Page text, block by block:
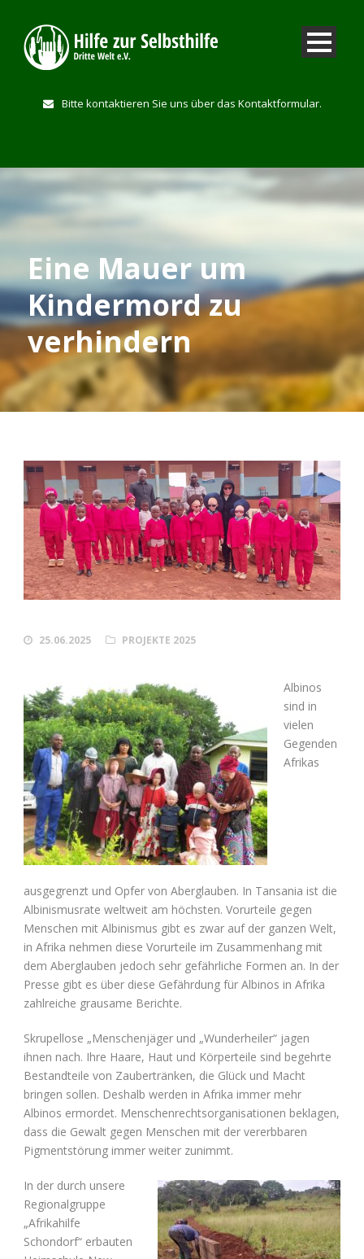
Bitte kontaktieren Sie uns über das Kontaktformular.
Eine Mauer um
Kindermord zu
verhindern
25.06.2025 PROJEKTE 2025
Albinos
sind in
vielen
Gegenden
Afrikas
ausgegrenzt und Opfer von Aberglauben. In Tansania ist die
Albinismusrate weltweit am höchsten. Vorurteile gegen
Menschen mit Albinismus gibt es zwar auf der ganzen Welt,
in Afrika nehmen diese Vorurteile im Zusammenhang mit
dem Aberglauben jedoch sehr gefährliche Formen an. In der
Presse gibt es über diese Gefährdung für Albinos in Afrika
zahlreiche grausame Berichte.
Skrupellose „Menschenjäger und „Wunderheiler“ jagen
ihnen nach. Ihre Haare, Haut und Körperteile sind begehrte
Bestandteile von Zaubertränken, die Glück und Macht
bringen sollen. Deshalb werden in Afrika immer mehr
Albinos ermordet. Menschenrechtsorganisationen beklagen,
dass die Gewalt gegen Menschen mit der vererbbaren
Pigmentstörung immer weiter zunimmt.
In der durch unsere
Regionalgruppe
„Afrikahilfe
Schondorf“ erbauten